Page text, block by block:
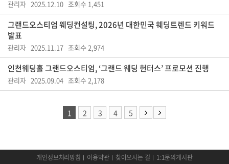
관리자 2025.12.10 조회수 1,451
그랜드오스티엄 웨딩컨설팅, 2026년 대한민국 웨딩트렌드 키워드
발표
관리자 2025.11.17 조회수 2,974
인천웨딩홀 그랜드오스티엄, ‘그랜드 웨딩 헌터스’ 프로모션 진행
관리자 2025.09.04 조회수 2,178
1 2 3 4 5
개인정보처리방침 이용약관 찾아오시는 길 1:1문의게시판